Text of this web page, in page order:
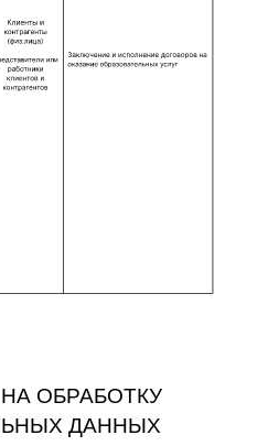
обработку
связи, в
заявки на
сервисов Сайта.
своих
внесенных в поля
считается
нажатия
отправку
или с